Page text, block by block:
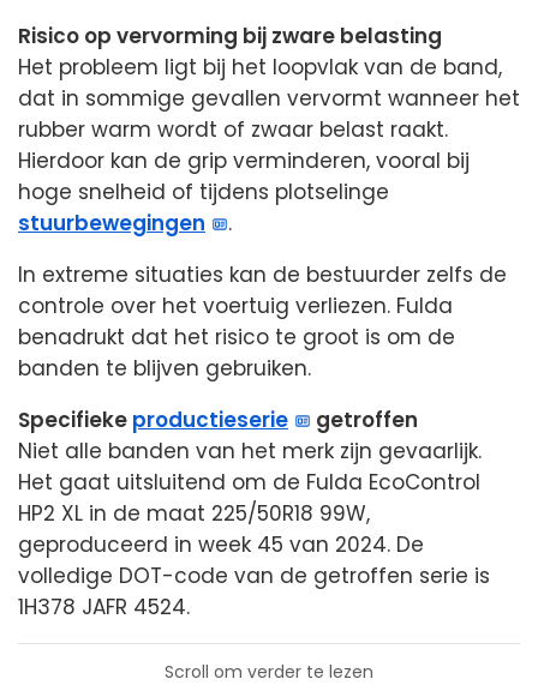
Risico op vervorming bij zware belasting
Het probleem ligt bij het loopvlak van de band,
dat in sommige gevallen vervormt wanneer het
rubber warm wordt of zwaar belast raakt.
Hierdoor kan de grip verminderen, vooral bij
hoge snelheid of tijdens plotselinge
stuurbewegingen
.
In extreme situaties kan de bestuurder zelfs de
controle over het voertuig verliezen. Fulda
benadrukt dat het risico te groot is om de
banden te blijven gebruiken.
Specifieke productieserie
getroffen
Niet alle banden van het merk zijn gevaarlijk.
Het gaat uitsluitend om de Fulda EcoControl
HP2 XL in de maat 225/50R18 99W,
geproduceerd in week 45 van 2024. De
volledige DOT-code van de getroffen serie is
1H378 JAFR 4524.
Scroll om verder te lezen